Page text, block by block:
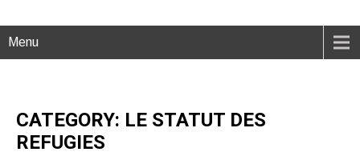
Menu
CATEGORY: LE STATUT DES
REFUGIES